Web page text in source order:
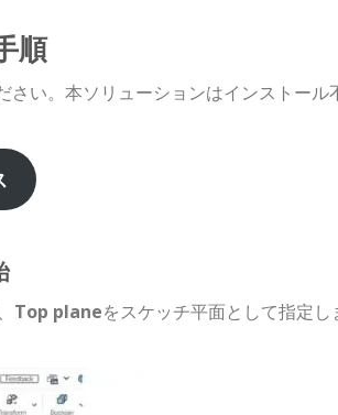
順
さい。本ソリューションはインストール
Top planeをスケッチ平面として指定し